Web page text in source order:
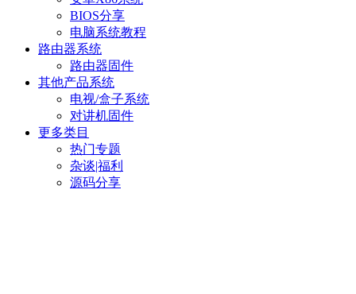
BIOS分享
电脑系统教程
路由器系统
路由器固件
其他产品系统
电视/盒子系统
对讲机固件
更多类目
热门专题
杂谈|福利
源码分享